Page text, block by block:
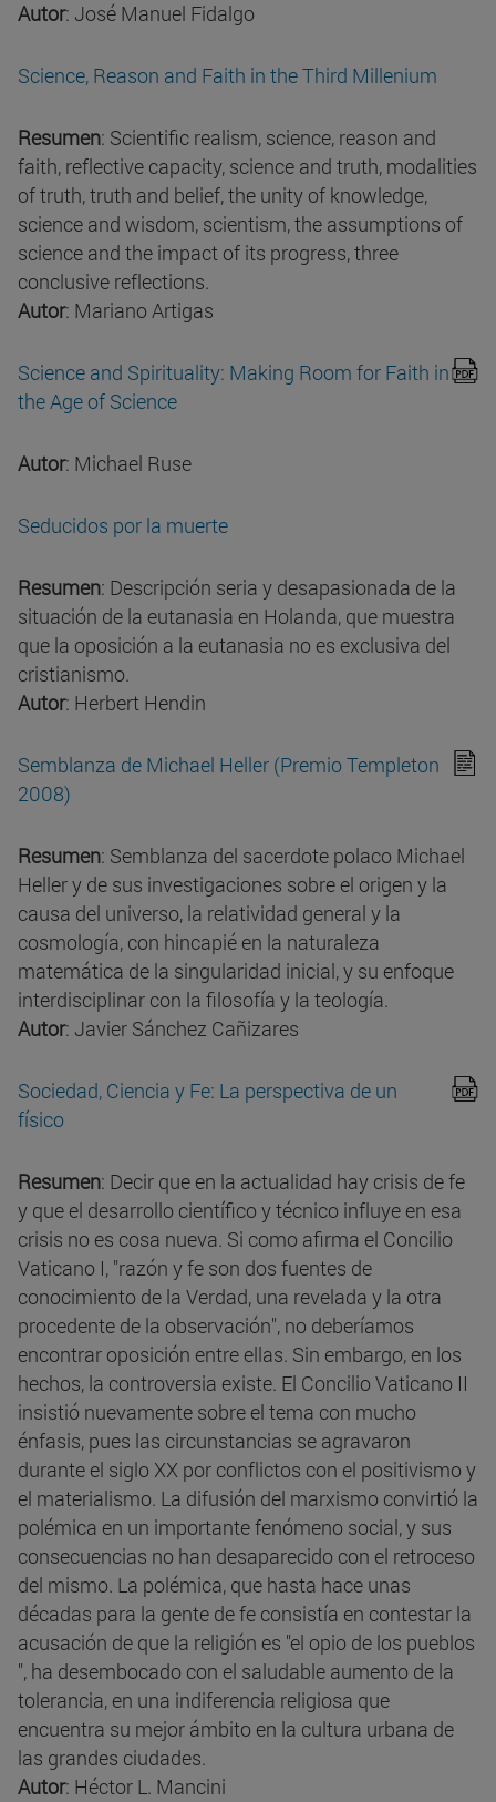
Autor: José Manuel Fidalgo
Science, Reason and Faith in the Third Millenium
Resumen: Scientific realism, science, reason and
faith, reflective capacity, science and truth, modalities
of truth, truth and belief, the unity of knowledge,
science and wisdom, scientism, the assumptions of
science and the impact of its progress, three
conclusive reflections.
Autor: Mariano Artigas
Science and Spirituality: Making Room for Faith in
the Age of Science
Autor: Michael Ruse
Seducidos por la muerte
Resumen: Descripción seria y desapasionada de la
situación de la eutanasia en Holanda, que muestra
que la oposición a la eutanasia no es exclusiva del
cristianismo.
Autor: Herbert Hendin
Semblanza de Michael Heller (Premio Templeton
2008)
Resumen: Semblanza del sacerdote polaco Michael
Heller y de sus investigaciones sobre el origen y la
causa del universo, la relatividad general y la
cosmología, con hincapié en la naturaleza
matemática de la singularidad inicial, y su enfoque
interdisciplinar con la filosofía y la teología.
Autor: Javier Sánchez Cañizares
Sociedad, Ciencia y Fe: La perspectiva de un
físico
Resumen: Decir que en la actualidad hay crisis de fe
y que el desarrollo científico y técnico influye en esa
crisis no es cosa nueva. Si como afirma el Concilio
Vaticano I, "razón y fe son dos fuentes de
conocimiento de la Verdad, una revelada y la otra
procedente de la observación", no deberíamos
encontrar oposición entre ellas. Sin embargo, en los
hechos, la controversia existe. El Concilio Vaticano II
insistió nuevamente sobre el tema con mucho
énfasis, pues las circunstancias se agravaron
durante el siglo XX por conflictos con el positivismo y
el materialismo. La difusión del marxismo convirtió la
polémica en un importante fenómeno social, y sus
consecuencias no han desaparecido con el retroceso
del mismo. La polémica, que hasta hace unas
décadas para la gente de fe consistía en contestar la
acusación de que la religión es "el opio de los pueblos
", ha desembocado con el saludable aumento de la
tolerancia, en una indiferencia religiosa que
encuentra su mejor ámbito en la cultura urbana de
las grandes ciudades.
Autor: Héctor L. Mancini